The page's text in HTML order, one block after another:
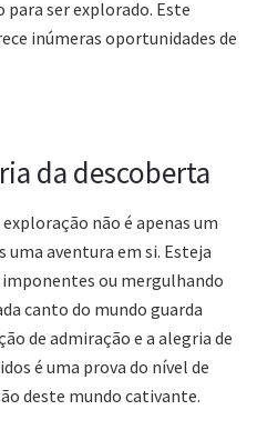
para ser explorado. Este
inúmeras oportunidades de
da descoberta
exploração não é apenas um
aventura em si. Esteja
ou mergulhando
canto do mundo guarda
de admiração e a alegria de
é uma prova do nível de
deste mundo cativante.